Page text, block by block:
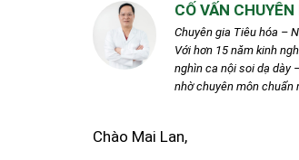
CỐ VẤN
Chuyên gia Tiêu hóa –
Với hơn 15 năm kinh
nghìn ca nội soi dạ dày
nhờ chuyên môn chuẩn
Chào Mai Lan,